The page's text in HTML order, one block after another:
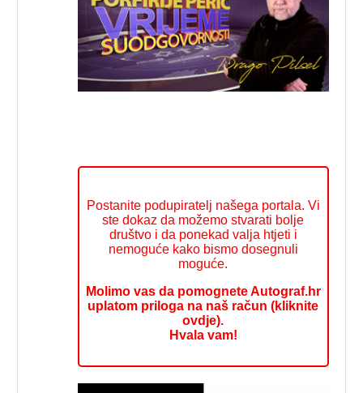
Postanite podupiratelj našega portala. Vi
ste dokaz da možemo stvarati bolje
društvo i da ponekad valja htjeti i
nemoguće kako bismo dosegnuli
moguće.
Molimo vas da pomognete Autograf.hr
uplatom priloga na naš račun (kliknite
ovdje).
Hvala vam!